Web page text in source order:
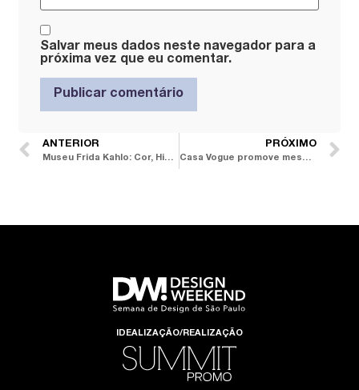
Salvar meus dados neste navegador para a
próxima vez que eu comentar.
ANTERIOR
Museu Frida Kahlo: Cor, História e Arte
PRÓXIMO
Casa Vogue promove mesa-redonda sobre as tendências de Milão
IDEALIZAÇÃO/REALIZAÇÃO